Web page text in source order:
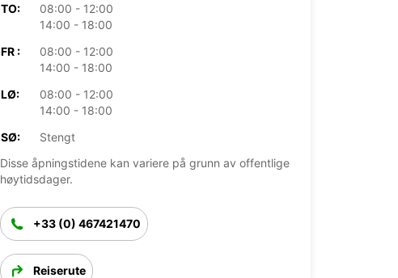
TO:
08:00 - 12:00
14:00 - 18:00
FR :
08:00 - 12:00
14:00 - 18:00
LØ:
08:00 - 12:00
14:00 - 18:00
SØ:
Stengt
Disse åpningstidene kan variere på grunn av offentlige
høytidsdager.
+33 (0) 467421470
Reiserute